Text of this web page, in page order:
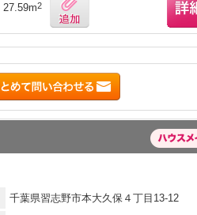
27.59m2
千葉県習志野市本大久保４丁目13-12